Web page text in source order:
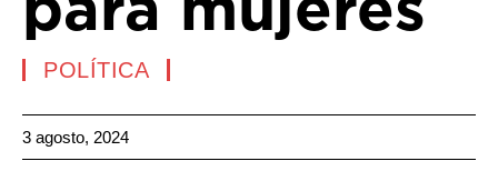
POLÍTICA
3 agosto, 2024